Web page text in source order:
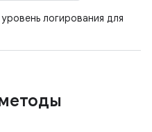
логирования для